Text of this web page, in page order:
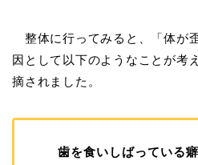
整体に行ってみると、「体が
因として以下のようなことが考
摘されました。
歯を食いしばっている癖